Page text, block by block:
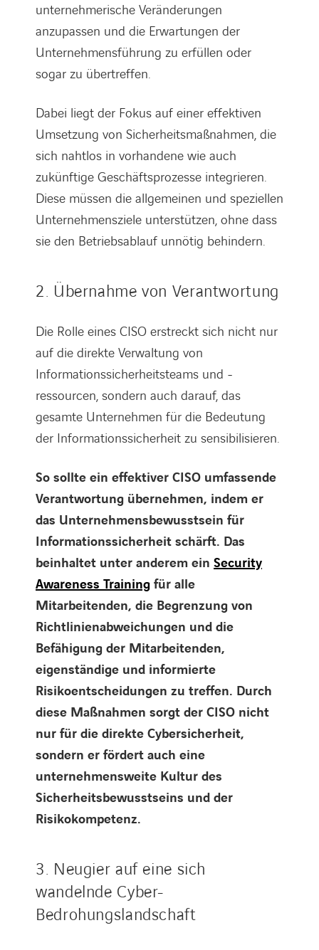
unternehmerische Veränderungen
anzupassen und die Erwartungen der
Unternehmensführung zu erfüllen oder
sogar zu übertreffen.
Dabei liegt der Fokus auf einer effektiven
Umsetzung von Sicherheitsmaßnahmen, die
sich nahtlos in vorhandene wie auch
zukünftige Geschäftsprozesse integrieren.
Diese müssen die allgemeinen und speziellen
Unternehmensziele unterstützen, ohne dass
sie den Betriebsablauf unnötig behindern.
2. Übernahme von Verantwortung
Die Rolle eines CISO erstreckt sich nicht nur
auf die direkte Verwaltung von
Informationssicherheitsteams und -
ressourcen, sondern auch darauf, das
gesamte Unternehmen für die Bedeutung
der Informationssicherheit zu sensibilisieren.
So sollte ein effektiver CISO umfassende
Verantwortung übernehmen, indem er
das Unternehmensbewusstsein für
Informationssicherheit schärft. Das
beinhaltet unter anderem ein Security
Awareness Training für alle
Mitarbeitenden, die Begrenzung von
Richtlinienabweichungen und die
Befähigung der Mitarbeitenden,
eigenständige und informierte
Risikoentscheidungen zu treffen. Durch
diese Maßnahmen sorgt der CISO nicht
nur für die direkte Cybersicherheit,
sondern er fördert auch eine
unternehmensweite Kultur des
Sicherheitsbewusstseins und der
Risikokompetenz.
3. Neugier auf eine sich
wandelnde Cyber-
Bedrohungslandschaft